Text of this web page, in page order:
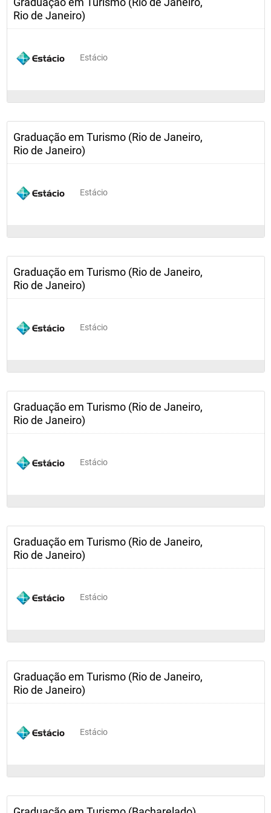
contribuindo para a melhoria e o desenvolvimento dessas
Rio de Janeiro)
Estácio
Graduação em Turismo (Rio de Janeiro,
Rio de Janeiro)
Estácio
Graduação em Turismo (Rio de Janeiro,
Rio de Janeiro)
Estácio
Graduação em Turismo (Rio de Janeiro,
Rio de Janeiro)
Estácio
Graduação em Turismo (Rio de Janeiro,
Rio de Janeiro)
Estácio
Graduação em Turismo (Rio de Janeiro,
Rio de Janeiro)
Estácio